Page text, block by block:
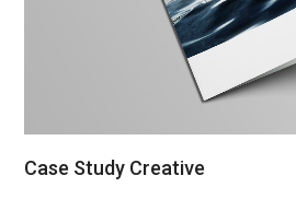
Case Study Creative